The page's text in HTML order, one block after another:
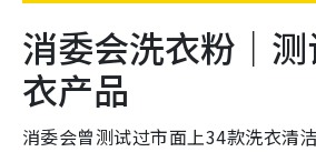
消委会洗衣粉｜
衣产品
消委会曾测试过市面上34款洗衣清